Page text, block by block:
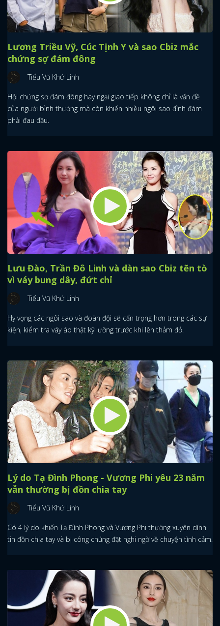
Lương Triều Vỹ, Cúc Tịnh Y và sao Cbiz mắc
chứng sợ đám đông
Tiểu Vũ Khứ Linh
Hội chứng sợ đám đông hay ngại giao tiếp không chỉ là vấn đề
của người bình thường mà còn khiến nhiều ngôi sao đình đám
phải đau đầu.
Lưu Đào, Trần Đô Linh và dàn sao Cbiz tẽn tò
vì váy bung dây, đứt chỉ
Tiểu Vũ Khứ Linh
Hy vọng các ngôi sao và đoàn đội sẽ cẩn trọng hơn trong các sự
kiện, kiểm tra váy áo thật kỹ lưỡng trước khi lên thảm đỏ.
Lý do Tạ Đình Phong - Vương Phi yêu 23 năm
vẫn thường bị đồn chia tay
Tiểu Vũ Khứ Linh
Có 4 lý do khiến Tạ Đình Phong và Vương Phi thường xuyên dính
tin đồn chia tay và bị công chúng đặt nghi ngờ về chuyện tình cảm.